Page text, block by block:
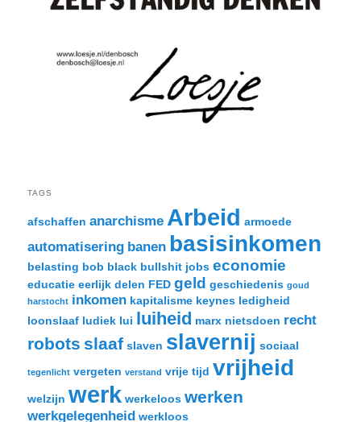
TAGS
afschaffen anarchisme Arbeid armoede
automatisering banen basisinkomen
belasting bob black bullshit jobs economie
educatie eerlijk delen FED geld geschiedenis goud
harstocht inkomen kapitalisme keynes ledigheid
loonslaaf ludiek lui luiheid marx nietsdoen recht
robots slaaf slaven slavernij sociaal
tegenlicht vergeten verstand vrije tijd vrijheid
welzijn werk werkeloos werken
werkgelegenheid werkloos